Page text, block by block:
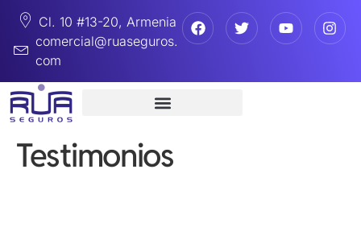
Cl. 10 #13-20, Armenia
comercial@ruaseguros.
com
Testimonios